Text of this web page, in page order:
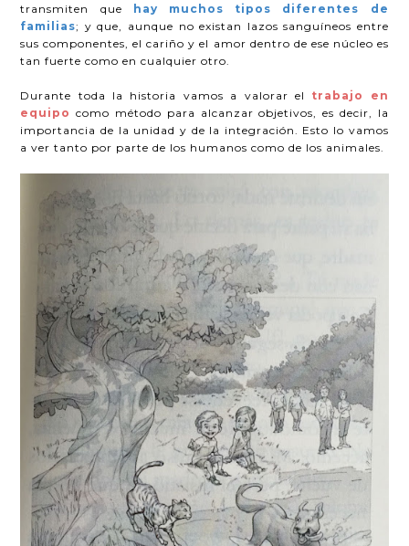
transmiten que hay muchos tipos diferentes de
familias; y que, aunque no existan lazos sanguíneos entre
sus componentes, el cariño y el amor dentro de ese núcleo es
tan fuerte como en cualquier otro.
Durante toda la historia vamos a valorar el trabajo en
equipo como método para alcanzar objetivos, es decir, la
importancia de la unidad y de la integración. Esto lo vamos
a ver tanto por parte de los humanos como de los animales.